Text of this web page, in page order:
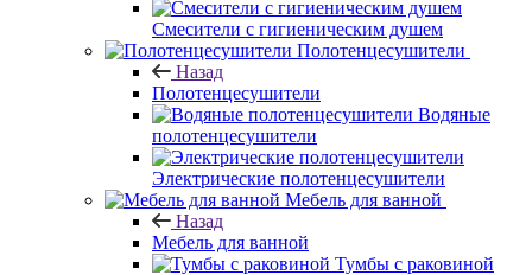
Смесители с гигиеническим душем
Полотенцесушители
Назад
Полотенцесушители
Водяные
полотенцесушители
Электрические полотенцесушители
Мебель для ванной
Назад
Мебель для ванной
Тумбы с раковиной